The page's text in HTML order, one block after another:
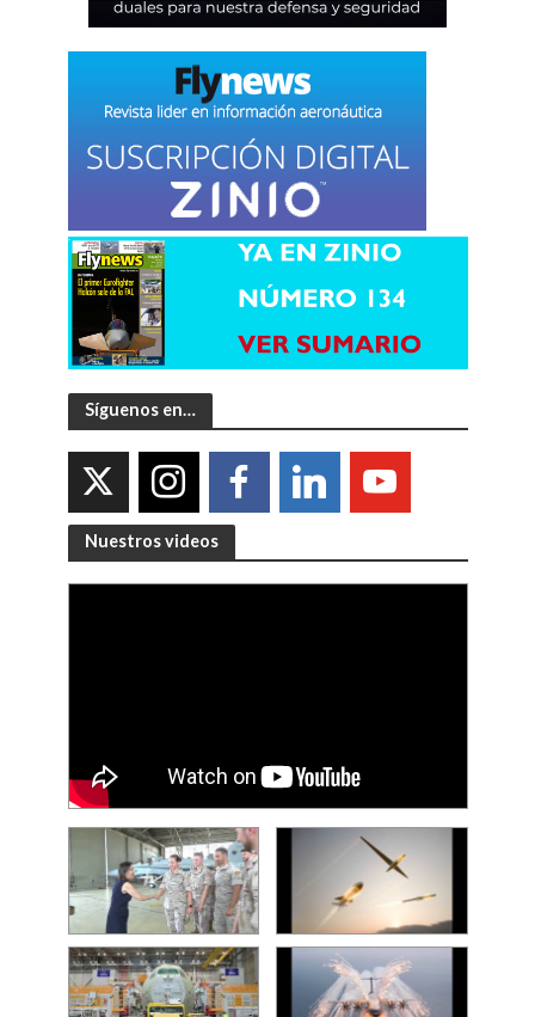
Síguenos en…
Nuestros videos